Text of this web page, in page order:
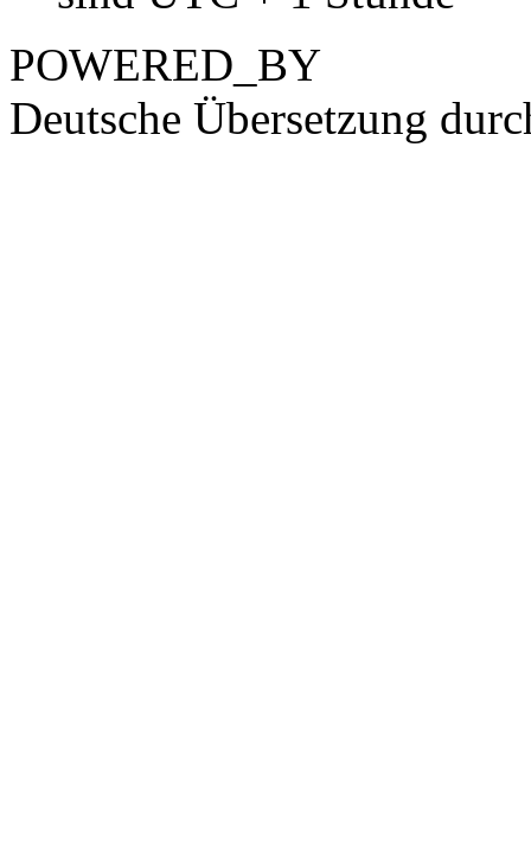
POWERED_BY
Deutsche Übersetzung